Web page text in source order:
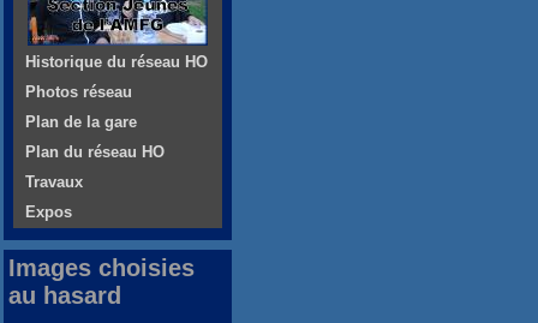
Historique du réseau HO
Photos réseau
Plan de la gare
Plan du réseau HO
Travaux
Expos
Images choisies
au hasard